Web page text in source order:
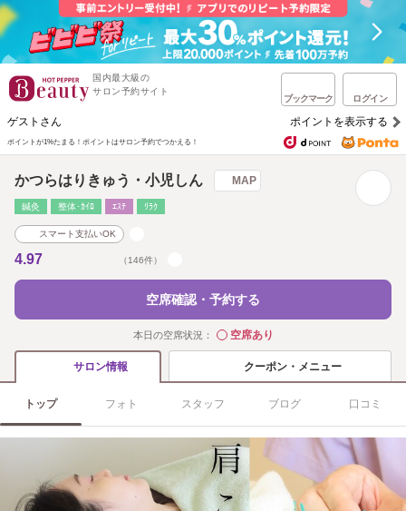
国内最大級の
サロン予約サイト
ブックマーク ログイン
ゲストさん ポイントを表示する
ポイントが1%たまる！ ポイントはサロン予約でつかえる！
かつらはりきゅう・小児しん MAP
鍼灸 整体･ｶｲﾛ ｴｽﾃ ﾘﾗｸ
スマート支払いOK
4.97 （146件）
空席確認・予約する
本日の空席状況： ◯空席あり
サロン情報 クーポン・メニュー
トップ フォト スタッフ ブログ 口コミ